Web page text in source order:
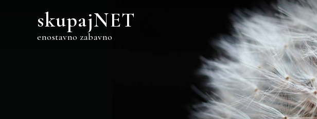
skupajNET
enostavno zabavno